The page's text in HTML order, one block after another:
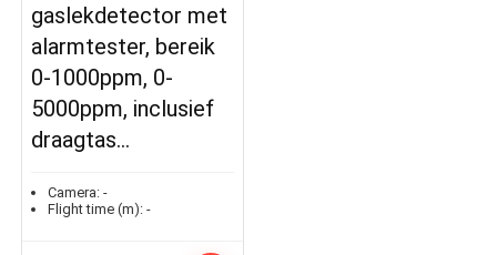
gaslekdetector met
alarmtester, bereik
0-1000ppm, 0-
5000ppm, inclusief
draagtas…
Camera: -
Flight time (m): -